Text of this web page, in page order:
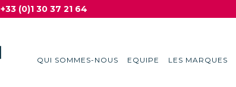
+33 (0)1 30 37 21 64
QUI SOMMES-NOUS EQUIPE LES MARQUES